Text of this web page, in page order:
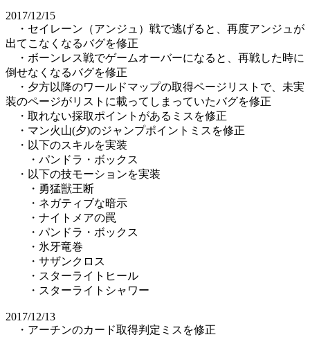
2017/12/15
・セイレーン（アンジュ）戦で逃げると、再度アンジュが
出てこなくなるバグを修正
・ボーンレス戦でゲームオーバーになると、再戦した時に
倒せなくなるバグを修正
・夕方以降のワールドマップの取得ページリストで、未実
装のページがリストに載ってしまっていたバグを修正
・取れない採取ポイントがあるミスを修正
・マン火山(夕)のジャンプポイントミスを修正
・以下のスキルを実装
・パンドラ・ボックス
・以下の技モーションを実装
・勇猛獣王断
・ネガティブな暗示
・ナイトメアの罠
・パンドラ・ボックス
・氷牙竜巻
・サザンクロス
・スターライトヒール
・スターライトシャワー
2017/12/13
・アーチンのカード取得判定ミスを修正